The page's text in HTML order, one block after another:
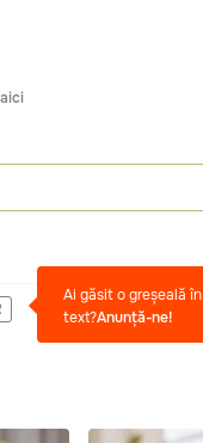
Ai găsit o greșeală în
text?Anunță-ne!